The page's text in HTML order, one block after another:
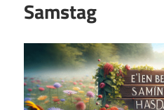
Samstag